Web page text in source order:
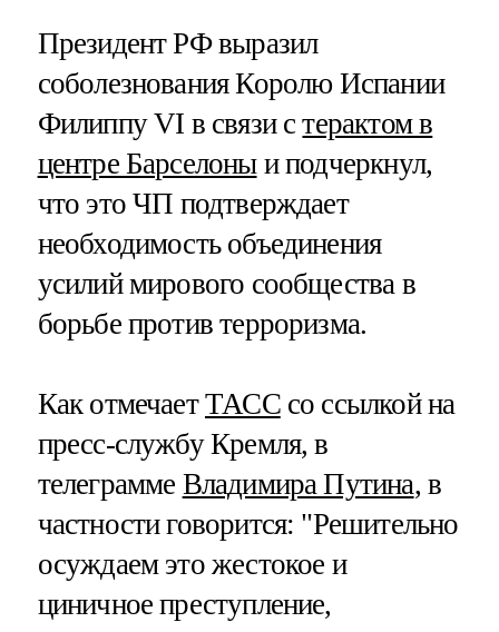
Президент РФ выразил
соболезнования Королю Испании
Филиппу VI в связи стерактом в
центре Барселоныи подчеркнул,
что это ЧП подтверждает
необходимость объединения
усилий мирового сообщества в
борьбе против терроризма.
Как отмечаетТАССсо ссылкой на
пресс-службу Кремля, в
телеграмме Владимира Путина, в
частности говорится: "Решительно
осуждаем это жестокое и
циничное преступление,